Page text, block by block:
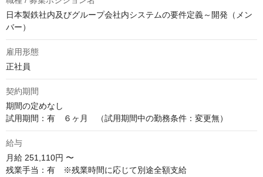
日本製鉄社内及びグループ会社内システムの要件定義～開発（メン
バー）
雇用形態
正社員
契約期間
期間の定めなし
試用期間：有　６ヶ月　（試用期間中の勤務条件：変更無）
給与
月給 251,110円 〜
残業手当：有　※残業時間に応じて別途全額支給